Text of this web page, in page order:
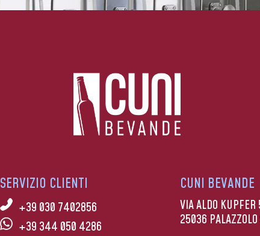
SERVIZIO CLIENTI
+39 030 7402856
+39 344 050 4286
CUNI BEVANDE
VIA ALDO
25036 PALAZZOLO